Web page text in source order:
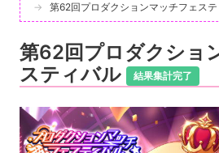
第62回プロダクションマッチフェス
第62回プロダクショ
スティバル
結果集計完了